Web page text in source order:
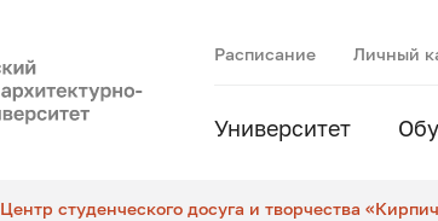
Расписание Личный
Университет
Центр студенческого досуга и творчества